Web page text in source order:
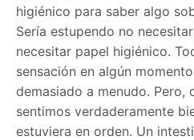
higiénico para saber algo
Sería estupendo no
necesitar papel higiénico.
sensación en algún
demasiado a menudo. Pero,
sentimos verdaderamente
estuviera en orden. Un